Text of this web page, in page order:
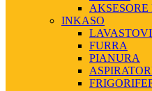
INKASO
FURRA
PIANURA